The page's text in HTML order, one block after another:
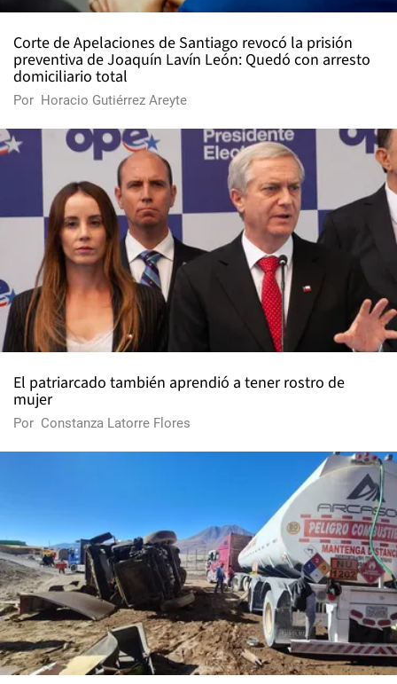
Corte de Apelaciones de Santiago revocó la prisión
preventiva de Joaquín Lavín León: Quedó con arresto
domiciliario total
Por Horacio Gutiérrez Areyte
El patriarcado también aprendió a tener rostro de
mujer
Por Constanza Latorre Flores